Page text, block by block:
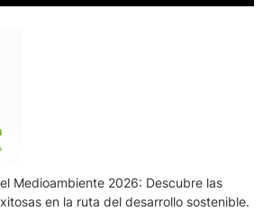
Medioambiente 2026: Descubre las
en la ruta del desarrollo sostenible.